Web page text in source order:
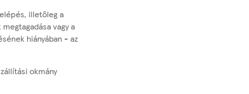
illetőleg a
vagy a
hiányában - az
okmány